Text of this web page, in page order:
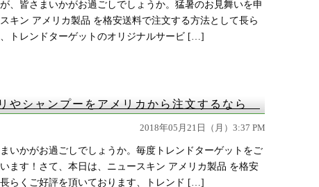
、皆さまいかがお過ごしでしょうか。猛暑のお見舞いを申
キン アメリカ製品 を格安送料で注文する方法として長ら
トレンドターゲットのオリジナルサービ […]
やシャンプーをアメリカから注文するなら
2018年05月21日（月）3:37 PM
いかがお過ごしでしょうか。毎度トレンドターゲットをご
ます！さて、本日は、ニュースキン アメリカ製品 を格安
らくご好評を頂いております、トレンド […]